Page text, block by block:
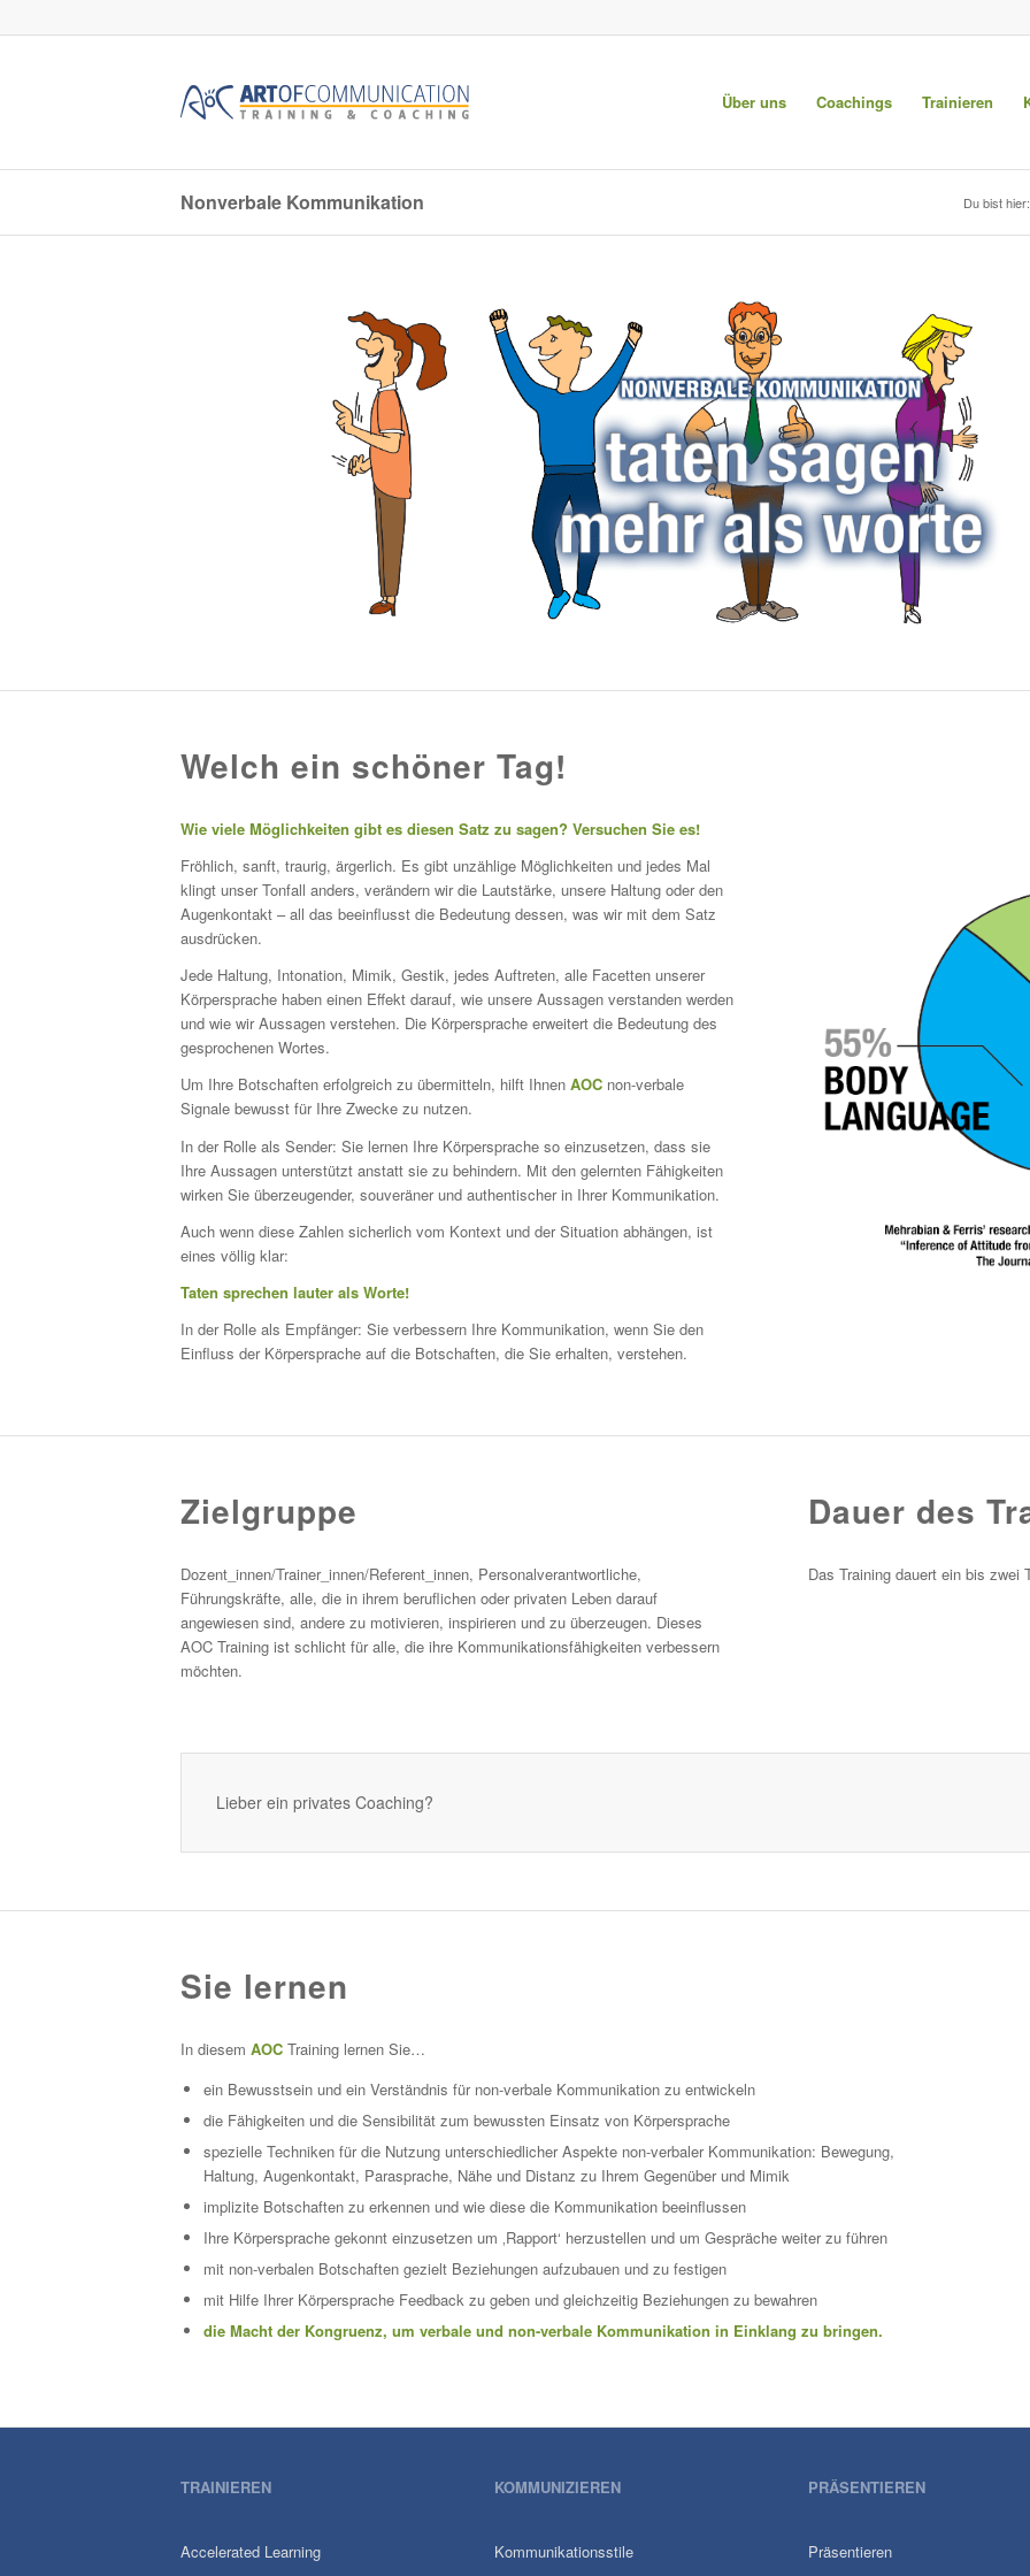
Über uns Coachings Trainieren
Nonverbale Kommunikation Du bist hier:
Welch ein schöner Tag!
Wie viele Möglichkeiten gibt es diesen Satz zu sagen? Versuchen Sie es!
Fröhlich, sanft, traurig, ärgerlich. Es gibt unzählige Möglichkeiten und jedes Mal
klingt unser Tonfall anders, verändern wir die Lautstärke, unsere Haltung oder den
Augenkontakt – all das beeinflusst die Bedeutung dessen, was wir mit dem Satz
ausdrücken.
Jede Haltung, Intonation, Mimik, Gestik, jedes Auftreten, alle Facetten unserer
Körpersprache haben einen Effekt darauf, wie unsere Aussagen verstanden werden
und wie wir Aussagen verstehen. Die Körpersprache erweitert die Bedeutung des
gesprochenen Wortes.
Um Ihre Botschaften erfolgreich zu übermitteln, hilft Ihnen AOC non-verbale
Signale bewusst für Ihre Zwecke zu nutzen.
In der Rolle als Sender: Sie lernen Ihre Körpersprache so einzusetzen, dass sie
Ihre Aussagen unterstützt anstatt sie zu behindern. Mit den gelernten Fähigkeiten
wirken Sie überzeugender, souveräner und authentischer in Ihrer Kommunikation.
Auch wenn diese Zahlen sicherlich vom Kontext und der Situation abhängen, ist
eines völlig klar:
Taten sprechen lauter als Worte!
In der Rolle als Empfänger: Sie verbessern Ihre Kommunikation, wenn Sie den
Einfluss der Körpersprache auf die Botschaften, die Sie erhalten, verstehen.
Zielgruppe
Dozent_innen/Trainer_innen/Referent_innen, Personalverantwortliche,
Führungskräfte, alle, die in ihrem beruflichen oder privaten Leben darauf
angewiesen sind, andere zu motivieren, inspirieren und zu überzeugen. Dieses
AOC Training ist schlicht für alle, die ihre Kommunikationsfähigkeiten verbessern
möchten.
Dauer des
Das Training dauert ein bis zwei
Lieber ein privates Coaching?
Sie lernen
In diesem AOC Training lernen Sie…
ein Bewusstsein und ein Verständnis für non-verbale Kommunikation zu entwickeln
die Fähigkeiten und die Sensibilität zum bewussten Einsatz von Körpersprache
spezielle Techniken für die Nutzung unterschiedlicher Aspekte non-verbaler Kommunikation: Bewegung,
Haltung, Augenkontakt, Parasprache, Nähe und Distanz zu Ihrem Gegenüber und Mimik
implizite Botschaften zu erkennen und wie diese die Kommunikation beeinflussen
Ihre Körpersprache gekonnt einzusetzen um ‚Rapport‘ herzustellen und um Gespräche weiter zu führen
mit non-verbalen Botschaften gezielt Beziehungen aufzubauen und zu festigen
mit Hilfe Ihrer Körpersprache Feedback zu geben und gleichzeitig Beziehungen zu bewahren
die Macht der Kongruenz, um verbale und non-verbale Kommunikation in Einklang zu bringen.
TRAINIEREN
Accelerated Learning
KOMMUNIZIEREN
Kommunikationsstile
PRÄSENTIEREN
Präsentieren